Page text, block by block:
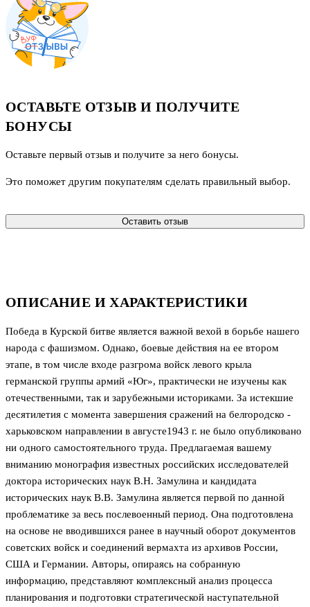
ОПИСАНИЕ И ХАРАКТЕРИСТИКИ
Победа в Курской битве является важной вехой в борьбе нашего
народа с фашизмом. Однако, боевые действия на ее втором
этапе, в том числе входе разгрома войск левого крыла
германской группы армий «Юг», практически не изучены как
отечественными, так и зарубежными историками. За истекшие
десятилетия с момента завершения сражений на белrородско -
харьковском направлении в августе1943 г. не было опубликовано
ни одного самостоятельного труда. Предлагаемая вашему
вниманию монография известных российских исследователей
доктора исторических наук В.Н. Замулина и кандидата
исторических наук В.В. Замулина является первой по данной
проблематике за весь послевоенный период. Она подготовлена
на основе не вводившихся ранее в научный оборот документов
советских войск и соединений вермахта из архивов России,
США и Германии. Авторы, опираясь на собранную
информацию, представляют комплексный анализ процесса
планирования и подготовки стратегической наступательной
ОСТАВЬТЕ ОТЗЫВ И ПОЛУЧИТЕ
БОНУСЫ
Оставьте первый отзыв и получите за него бонусы.
Это поможет другим покупателям сделать правильный выбор.
Оставить отзыв